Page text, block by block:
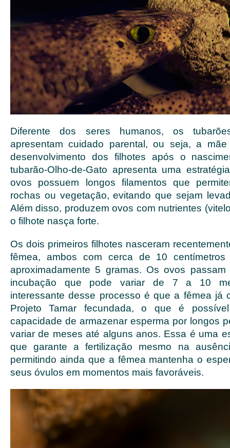
Diferente dos seres humanos, os
apresentam cuidado parental, ou seja, a
desenvolvimento dos filhotes após o
tubarão-Olho-de-Gato apresenta uma
ovos possuem longos filamentos que
rochas ou vegetação, evitando que sejam
Além disso, produzem ovos com nutrientes
o filhote nasça forte.
Os dois primeiros filhotes nasceram
fêmea, ambos com cerca de 10
aproximadamente 5 gramas. Os ovos
incubação que pode variar de 7 a 10
interessante desse processo é que a fêmea já
Projeto Tamar fecundada, o que é
capacidade de armazenar esperma por longos
variar de meses até alguns anos. Essa é uma
que garante a fertilização mesmo na
permitindo ainda que a fêmea mantenha o
seus óvulos em momentos mais favoráveis.